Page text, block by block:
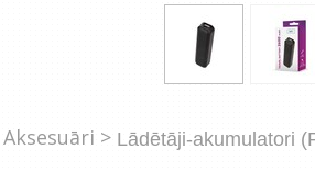
Datoru piederumi
Biroja preces
Tīkla produkti
Aksesuāri > Lādētāji-akumulatori